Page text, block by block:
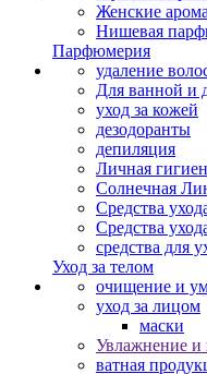
Женские
Нишевая
Парфюмерия
удаление
Для ванной и
уход за кожей
дезодоранты
депиляция
Личная
Солнечная
Средства
Средства
средства для
Уход за телом
очищение и
уход за лицом
маски
Увлажнение и
ватная